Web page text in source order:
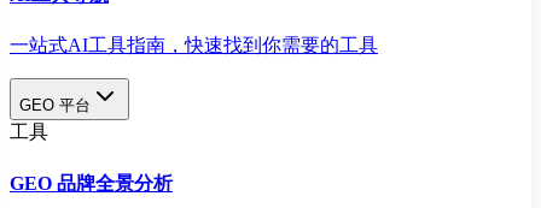
一站式AI工具指南，快速找到你需要的工具
GEO 平台
工具
GEO 品牌全景分析